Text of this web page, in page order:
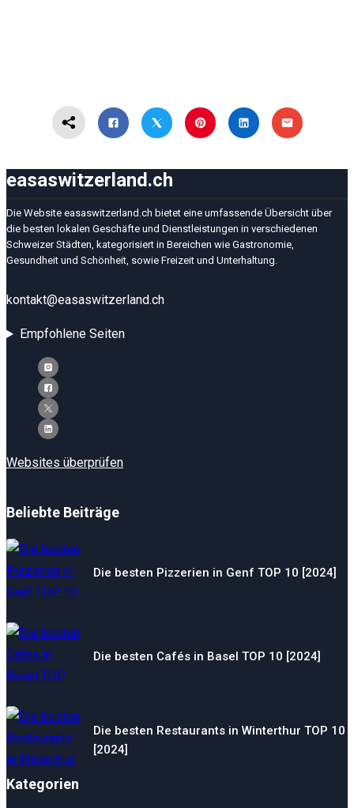
easaswitzerland.ch
Die Website easaswitzerland.ch bietet eine umfassende Übersicht über
die besten lokalen Geschäfte und Dienstleistungen in verschiedenen
Schweizer Städten, kategorisiert in Bereichen wie Gastronomie,
Gesundheit und Schönheit, sowie Freizeit und Unterhaltung.
kontakt@easaswitzerland.ch
Empfohlene Seiten
Websites überprüfen
Beliebte Beiträge
Die besten Pizzerien in Genf TOP 10 [2024]
Die besten Cafés in Basel TOP 10 [2024]
Die besten Restaurants in Winterthur TOP 10
[2024]
Kategorien